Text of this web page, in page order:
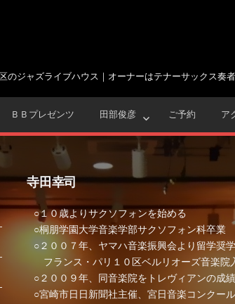
のジャズライブハウス｜オーナーはテナーサックス奏
ＢＢプレゼンツ 田部俊彦 ご予約 ア
寺田幸司
○１０歳よりサクソフォンを始める
○桐朋学園大学音楽学部サクソフォン科卒業
○２００７年、ヤマハ音楽振興会より留学奨
フランス・パリ１０区ベルリオーズ音楽院
○２００９年、同音楽院をトレヴィアンの成
○宮崎市日日新聞社主催、宮日音楽コンクー